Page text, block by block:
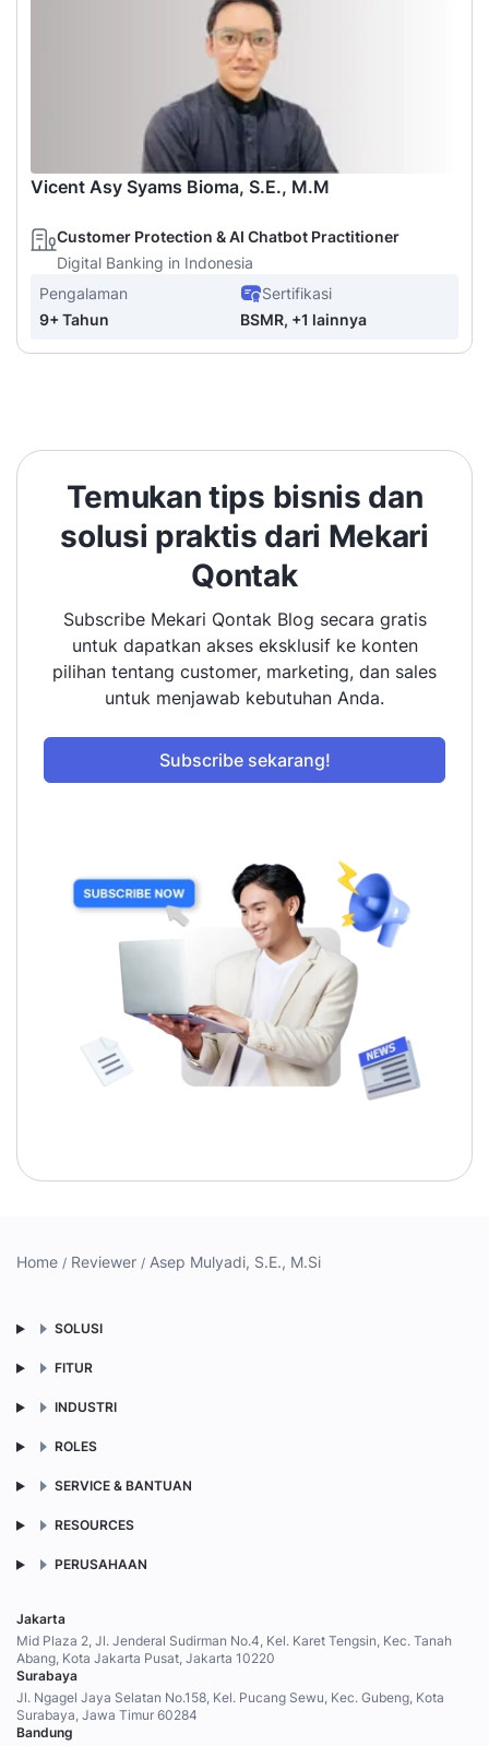
Vicent Asy Syams Bioma, S.E., M.M
Customer Protection & AI Chatbot Practitioner
Digital Banking in Indonesia
Pengalaman
9+ Tahun
Sertifikasi
BSMR, +1 lainnya
Temukan tips bisnis dan
solusi praktis dari Mekari
Qontak
Subscribe Mekari Qontak Blog secara gratis
untuk dapatkan akses eksklusif ke konten
pilihan tentang customer, marketing, dan sales
untuk menjawab kebutuhan Anda.
Subscribe sekarang!
Home Reviewer Asep Mulyadi, S.E., M.Si
SOLUSI
FITUR
INDUSTRI
ROLES
SERVICE & BANTUAN
RESOURCES
PERUSAHAAN
Jakarta
Mid Plaza 2, Jl. Jenderal Sudirman No.4, Kel. Karet Tengsin, Kec. Tanah
Abang, Kota Jakarta Pusat, Jakarta 10220
Surabaya
Jl. Ngagel Jaya Selatan No.158, Kel. Pucang Sewu, Kec. Gubeng, Kota
Surabaya, Jawa Timur 60284
Bandung